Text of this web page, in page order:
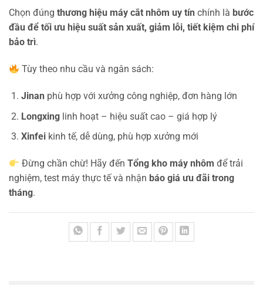
Chọn đúng thương hiệu máy cắt nhôm uy tín chính là bước
đầu để tối ưu hiệu suất sản xuất, giảm lỗi, tiết kiệm chi phí
bảo trì.
Tùy theo nhu cầu và ngân sách:
Jinan phù hợp với xưởng công nghiệp, đơn hàng lớn
Longxinglinh hoạt – hiệu suất cao – giá hợp lý
Xinfeikinh tế, dễ dùng, phù hợp xưởng mới
Đừng chần chừ! Hãy đếnTổng kho máy nhôm để trải
nghiệm, test máy thực tế và nhận báo giá ưu đãi trong
tháng.